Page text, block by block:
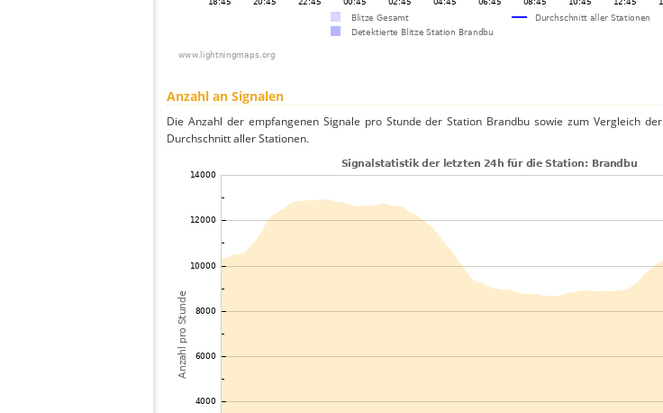
Anzahl an Signalen
Die Anzahl der empfangenen Signale pro Stunde der Station Brandbu sowie zum Vergleich der
Durchschnitt aller Stationen.